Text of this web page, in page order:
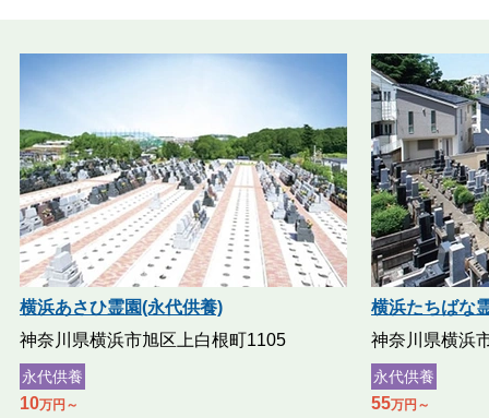
横浜あさひ霊園(永代供養)
神奈川県横浜市旭区上白根町1105
永代供養
10万円～
横浜たちばな
神奈川県横浜
永代供養
55万円～